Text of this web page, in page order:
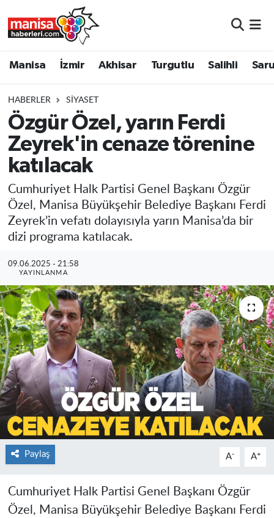
Manisa İzmir Akhisar Turgutlu Salihli
HABERLER SIYASET
Özgür Özel, yarın Ferdi
Zeyrek'in cenaze törenine
katılacak
Cumhuriyet Halk Partisi Genel Başkanı Özgür
Özel, Manisa Büyükşehir Belediye Başkanı Ferdi
Zeyrek’in vefatı dolayısıyla yarın Manisa’da bir
dizi programa katılacak.
09.06.2025 - 21:58
YAYINLANMA
Paylaş A- A+
Cumhuriyet Halk Partisi Genel Başkanı Özgür
Özel, Manisa Büyükşehir Belediye Başkanı Ferdi
Turgutlu
Salihli
Saruhanlı
Soma
Resmi İlanlar
Manisa Nöbetçi Eczaneler
Manisa Namaz Vakitleri
Manisa Trafik Yoğunluk Haritası
Süper Lig Puan Durumu ve Fikstür
Tüm Manşetler
Son Dakika Haberleri
Haber Arşivi